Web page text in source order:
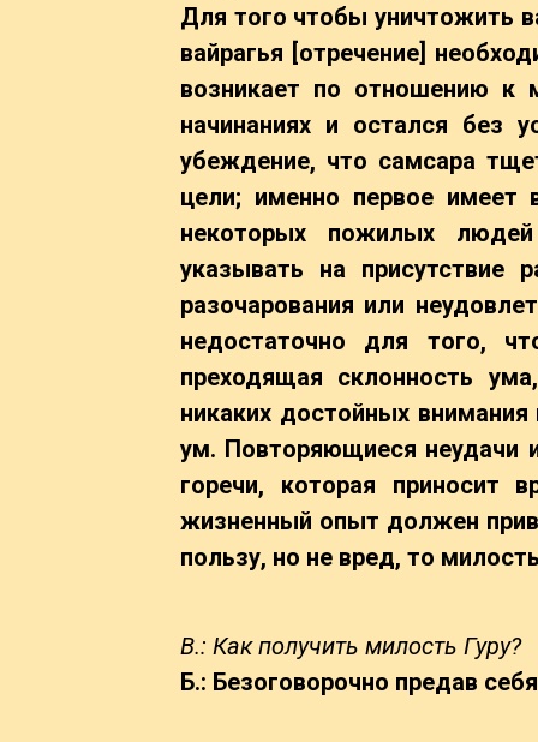
Для того чтобы уничтожить
вайрагья [отречение]
возникает по отношению к
начинаниях и остался без
убеждение, что самсара
цели; именно первое имеет
некоторых пожилых
указывать на присутствие
разочарования или
недостаточно для того,
преходящая склонность
никаких достойных
ум. Повторяющиеся неудачи
горечи, которая приносит
жизненный опыт должен
пользу, но не вред, то
В.: Как получить милость Гуру?
Б.: Безоговорочно предав